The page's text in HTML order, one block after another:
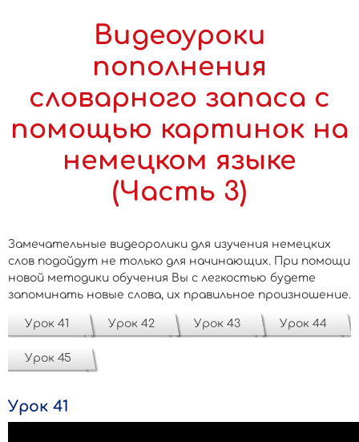
Видеоуроки
пополнения
словарного запаса с
помощью картинок на
немецком языке
(Часть 3)
Замечательные видеоролики для изучения немецких
слов подойдут не только для начинающих. При помощи
новой методики обучения Вы с легкостью будете
запоминать новые слова, их правильное произношение.
Урок 41 Урок 42 Урок 43 Урок 44
Урок 45
Урок 41